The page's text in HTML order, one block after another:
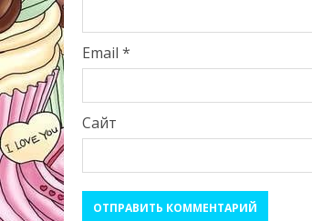
Email *
Сайт